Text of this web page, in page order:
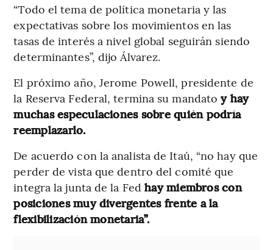
“Todo el tema de política monetaria y las
expectativas sobre los movimientos en las
tasas de interés a nivel global seguirán siendo
determinantes”, dijo Álvarez.
El próximo año, Jerome Powell, presidente de
la Reserva Federal, termina su mandato y hay
muchas especulaciones sobre quién podría
reemplazarlo.
De acuerdo con la analista de Itaú, “no hay que
perder de vista que dentro del comité que
integra la junta de la Fedhay miembros con
posiciones muy divergentes frente a la
flexibilización monetaria”.